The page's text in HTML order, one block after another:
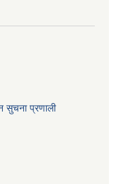
सुचना प्रणाली